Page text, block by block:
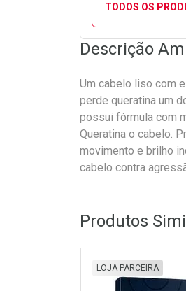
TODOS OS
Descrição
Um cabelo liso com
perde queratina um
possui fórmula com
Queratina o cabelo.
movimento e brilho
cabelo contra
Produtos
LOJA PARCEIRA